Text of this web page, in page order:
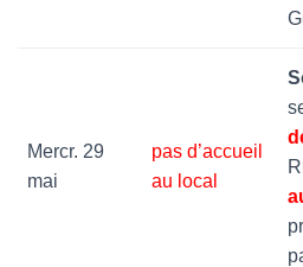
Mercr. 29
mai
pas d’accueil
au local